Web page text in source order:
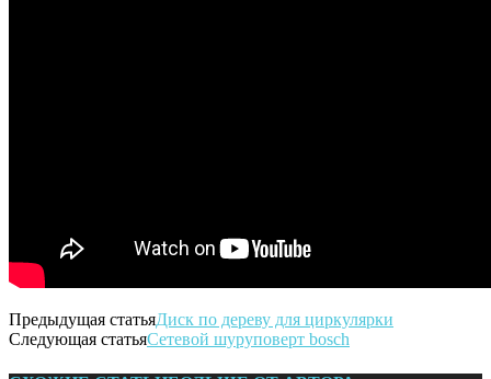
Предыдущая статьяДиск по дереву для циркулярки
Следующая статьяСетевой шуруповерт bosch